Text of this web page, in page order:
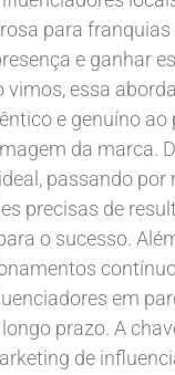
para
e ganhar
vimos, essa
e genuíno ao
da marca.
passando por
precisas de
o sucesso.
em
prazo. A
de